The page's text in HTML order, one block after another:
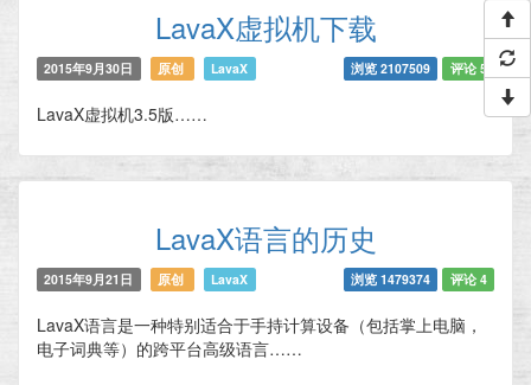
LavaX虚拟机下载
2015年9月30日 原创 LavaX 浏览 2107509 评论 5
LavaX虚拟机3.5版……
LavaX语言的历史
2015年9月21日 原创 LavaX 浏览 1479374 评论 4
LavaX语言是一种特别适合于手持计算设备（包括掌上电脑，
电子词典等）的跨平台高级语言……